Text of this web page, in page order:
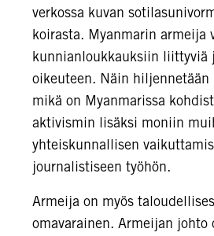
verkossa kuvan
koirasta. Myanmarin armeija
kunnianloukkauksiin liittyviä
oikeuteen. Näin
mikä on Myanmarissa
aktivismin lisäksi moniin
yhteiskunnallisen
journalistiseen työhön.
Armeija on myös
omavarainen. Armeijan johto